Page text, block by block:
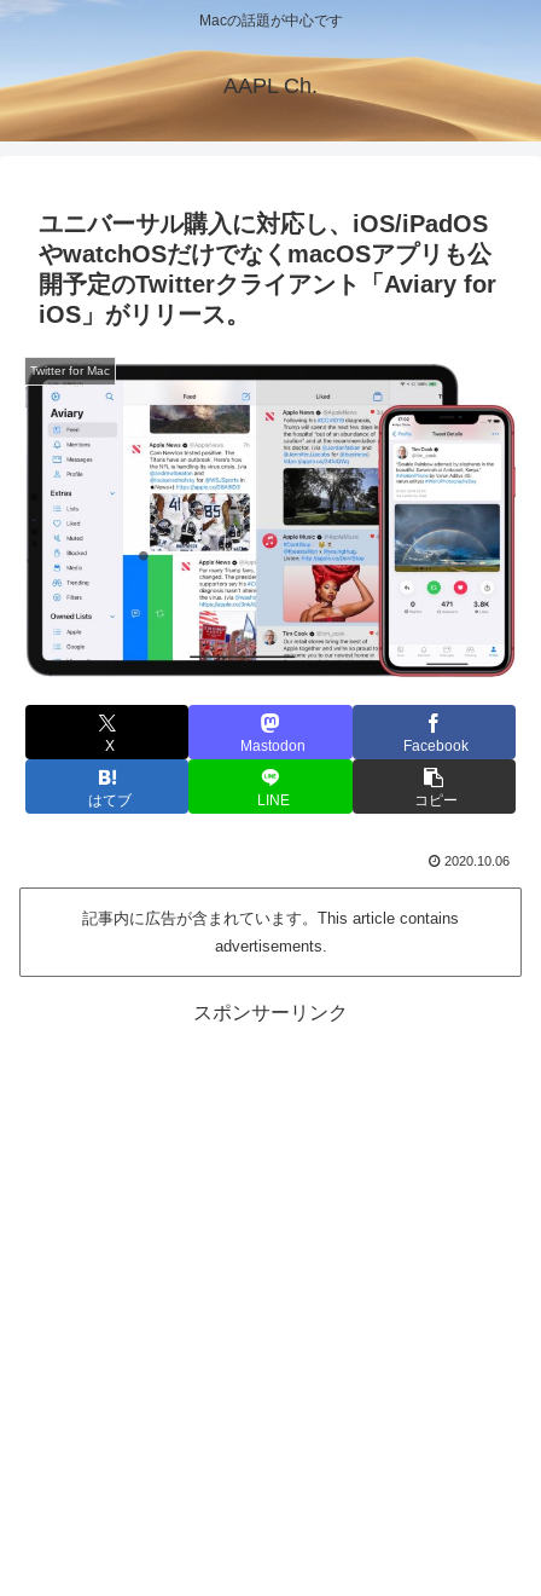
Macの話題が中心です
AAPL Ch.
ユニバーサル購入に対応し、iOS/iPadOS
やwatchOSだけでなくmacOSアプリも公
開予定のTwitterクライアント「Aviary for
iOS」がリリース。
Twitter for Mac
X Mastodon Facebook
はてブ LINE コピー
2020.10.06
記事内に広告が含まれています。This article contains
advertisements.
スポンサーリンク